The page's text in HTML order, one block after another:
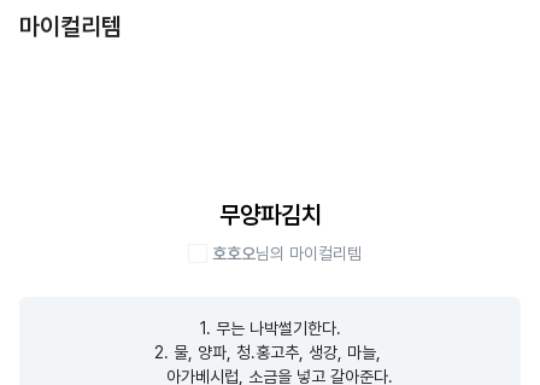
마이컬리템
무양파김치
호호오님의 마이컬리템
1. 무는 나박썰기한다.
2. 물, 양파, 청.홍고추, 생강, 마늘,